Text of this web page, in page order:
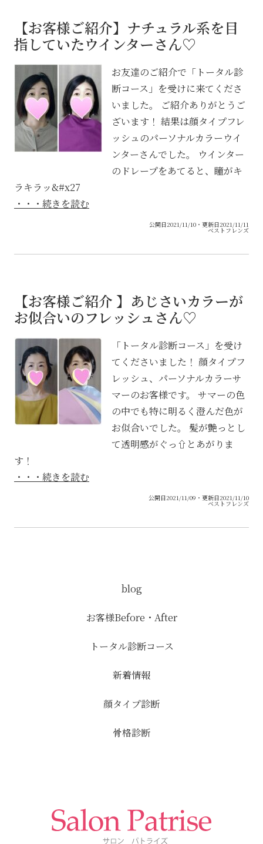
【お客様ご紹介】ナチュラル系を目
指していたウインターさん♡
お友達のご紹介で「トータル診
断コース」を受けに来てくださ
いました。 ご紹介ありがとうご
ざいます！ 結果は顔タイプフレ
ッシュのパーソナルカラーウイ
ンターさんでした。 ウインター
のドレープをあてると、瞳がキ
ラキラッ&#x27
・・・続きを読む
公開日2021/11/10・更新日2021/11/11
ベストフレンズ
【お客様ご紹介 】あじさいカラーが
お似合いのフレッシュさん♡
「トータル診断コース」を受け
てくださいました！ 顔タイプフ
レッシュ、パーソナルカラーサ
マーのお客様です。 サマーの色
の中でも特に明るく澄んだ色が
お似合いでした。 髪が艶っとし
て透明感がぐっ⇧とあがりま
す！
・・・続きを読む
公開日2021/11/09・更新日2021/11/10
ベストフレンズ
blog
お客様Before・After
トータル診断コース
新着情報
顔タイプ診断
骨格診断